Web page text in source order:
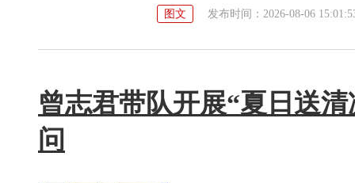
图文 发布时间：2026-08-06
曾志君带队开展“夏日送
问